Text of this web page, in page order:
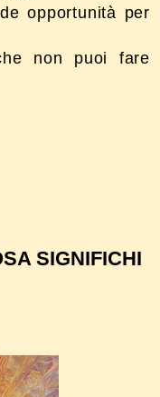
opportunità per
non puoi fare
SIGNIFICHI